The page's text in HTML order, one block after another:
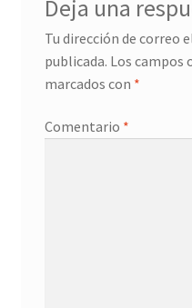
Quienes somos
Términos y condiciones
Deja una
Tu dirección de correo
publicada. Los campos
marcados con *
Comentario *